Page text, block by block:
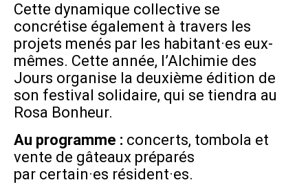
Cette dynamique collective se
concrétise également à travers les
projets menés par les habitant·es eux-
mêmes. Cette année, l’Alchimie des
Jours organise la deuxième édition de
son festival solidaire, qui se tiendra au
Rosa Bonheur.
Au programme : concerts, tombola et
vente de gâteaux préparés
par certain·es résident·es.